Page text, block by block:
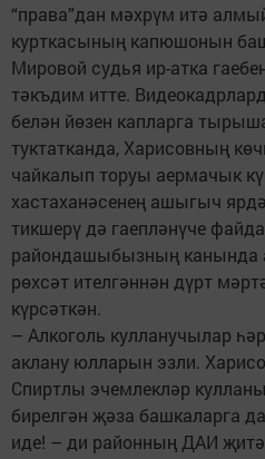
“права”дан мәхрүм итә
курткасының капюшонын
Мировой судья ир-атка
тәкъдим итте.
белән йөзен капларга
туктатканда, Харисовның
чайкалып торуы аермачык
хастаханәсенең ашыгыч
тикшерү дә гаепләнүче
райондашыбызның канында
рөхсәт ителгәннән дүрт
күрсәткән.
– Алкоголь кулланучылар
аклану юлларын эзли.
Спиртлы эчемлекләр
бирелгән җәза башкаларга
иде! – ди районның ДАИ